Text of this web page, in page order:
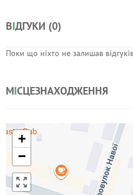
ВІДГУКИ (0)
Поки що ніхто не залишав
МІСЦЕЗНАХОДЖЕННЯ
+
−